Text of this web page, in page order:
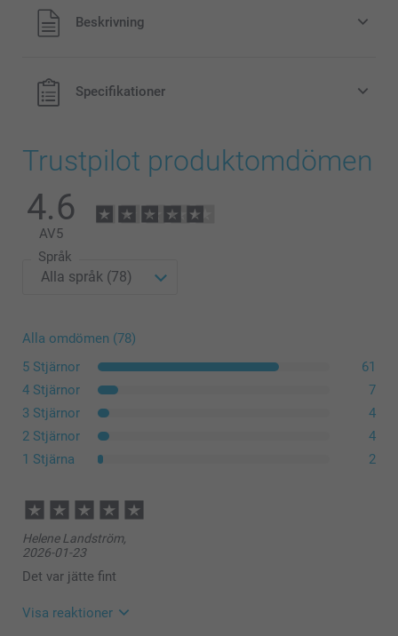
Sepia
Alla priser är i svenska kronor (SEK), inklusive moms och
exklusive porto.
Beskrivning
Specifikationer
Vad är den exakta storleken + finishen på mina bilder?
Trustpilot produktomdömen
4.6
AV5
Språk
Alla omdömen (78)
5 Stjärnor
61
4 Stjärnor
7
3 Stjärnor
4
2 Stjärnor
4
1 Stjärna
2
Helene Landström,
2026-01-23
Det var jätte fint
Visa reaktioner